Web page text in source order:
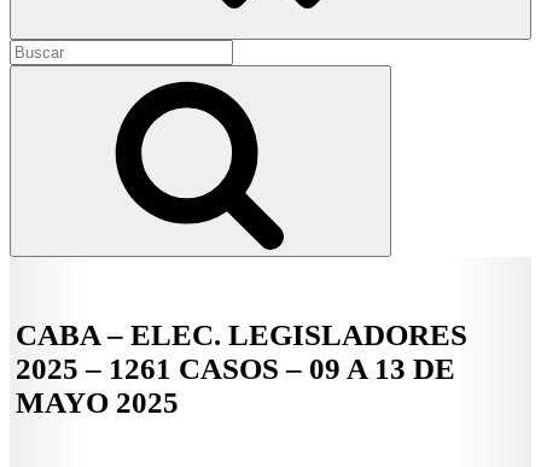
Buscar:
CABA – ELEC. LEGISLADORES
2025 – 1261 CASOS – 09 A 13 DE
MAYO 2025